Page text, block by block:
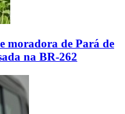
moradora de Pará de
na BR-262